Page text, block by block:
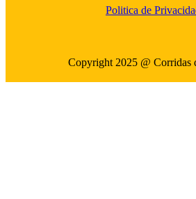
Politica de
Copyright 2025 @ Corridas